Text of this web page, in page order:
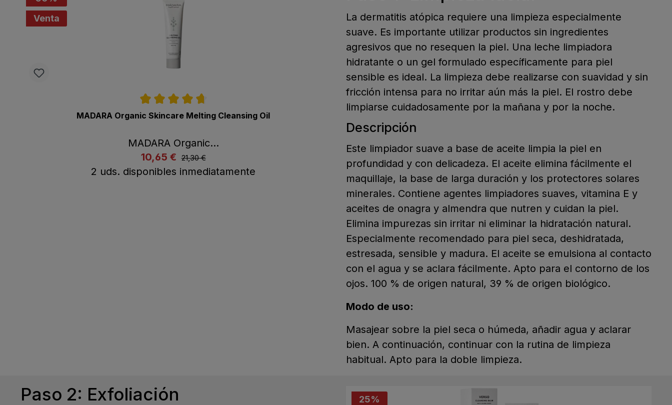
Venta
Calificación promedio de 4.7 de 5 estrellas
MADARA Organic Skincare Melting Cleansing Oil
MADARA Organic…
listing.listPriceLabel
10,65 € listing.regularPriceLabel
21,30 €
2 uds. disponibles inmediatamente
Comprar ahora A la cesta
La dermatitis atópica requiere una limpieza especialmente
suave. Es importante utilizar productos sin ingredientes
agresivos que no resequen la piel. Una leche limpiadora
hidratante o un gel formulado específicamente para piel
sensible es ideal. La limpieza debe realizarse con suavidad y sin
fricción intensa para no irritar aún más la piel. El rostro debe
limpiarse cuidadosamente por la mañana y por la noche.
Descripción
Este limpiador suave a base de aceite limpia la piel en
profundidad y con delicadeza. El aceite elimina fácilmente el
maquillaje, la base de larga duración y los protectores solares
minerales. Contiene agentes limpiadores suaves, vitamina E y
aceites de onagra y almendra que nutren y cuidan la piel.
Elimina impurezas sin irritar ni eliminar la hidratación natural.
Especialmente recomendado para piel seca, deshidratada,
estresada, sensible y madura. El aceite se emulsiona al contacto
con el agua y se aclara fácilmente. Apto para el contorno de los
ojos. 100 % de origen natural, 39 % de origen biológico.
Modo de uso:
Masajear sobre la piel seca o húmeda, añadir agua y aclarar
bien. A continuación, continuar con la rutina de limpieza
habitual. Apto para la doble limpieza.
Paso 2: Exfoliación 25%